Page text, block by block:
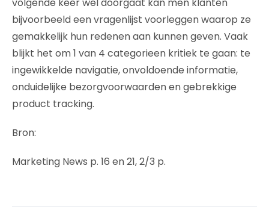
bijvoorbeeld een vragenlijst voorleggen waarop ze
gemakkelijk hun redenen aan kunnen geven. Vaak
blijkt het om 1 van 4 categorieen kritiek te gaan: te
ingewikkelde navigatie, onvoldoende informatie,
onduidelijke bezorgvoorwaarden en gebrekkige
product tracking.
Bron:
Marketing News p. 16 en 21, 2/3 p.